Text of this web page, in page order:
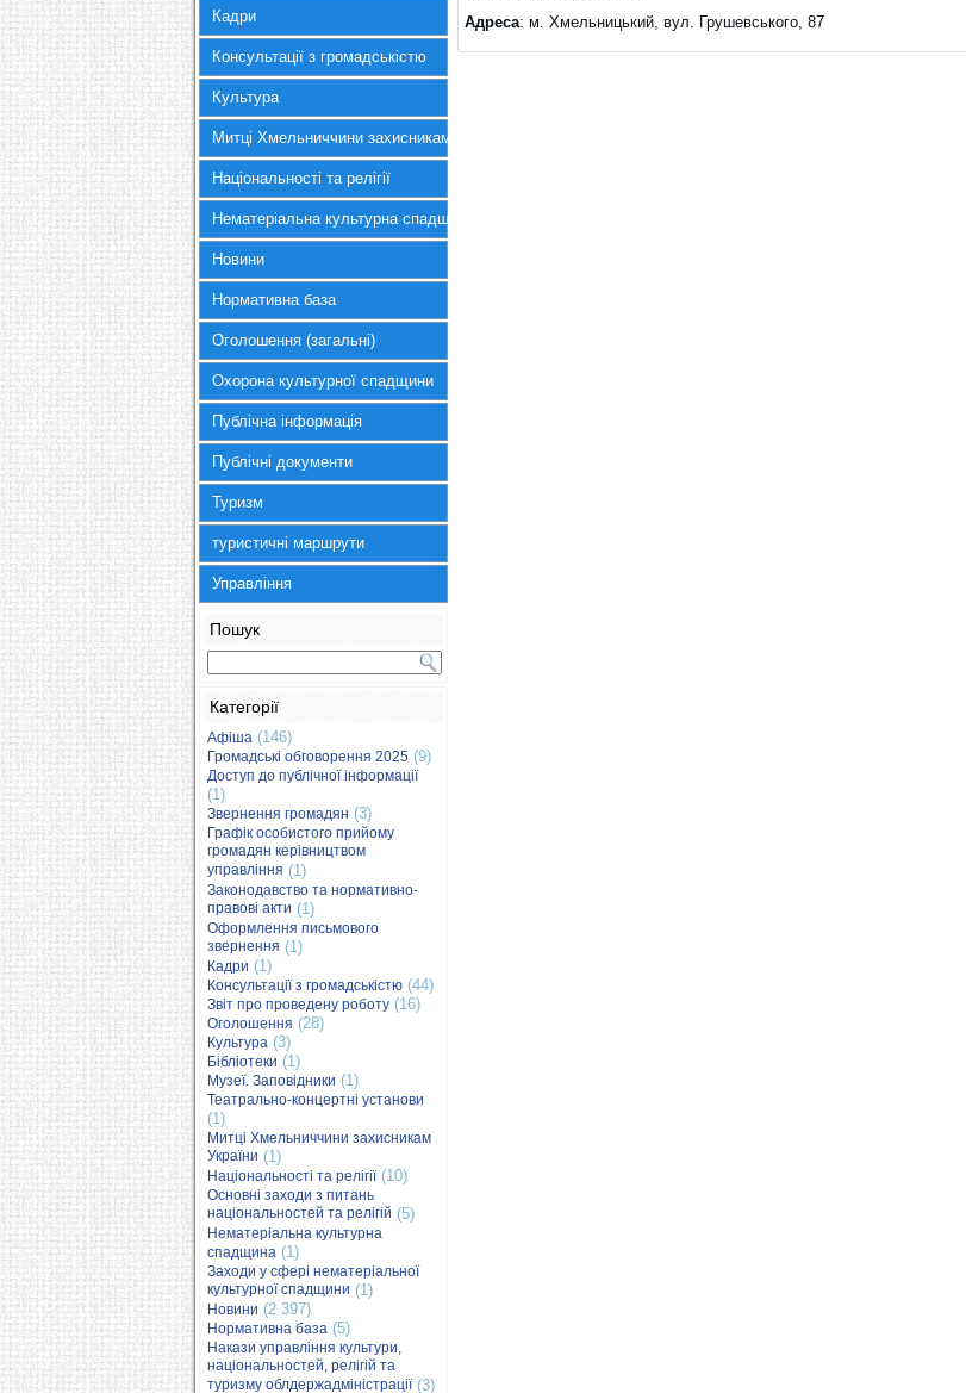
Кадри
Консультації з громадськістю
Культура
Митці Хмельниччини захисникам України
Національності та релігії
Нематеріальна культурна спадщина
Новини
Нормативна база
Оголошення (загальні)
Охорона культурної спадщини
Публічна інформація
Публічні документи
Туризм
туристичні маршрути
Управління
Пошук
Категорії
Афіша (146)
Громадські обговорення 2025 (9)
Доступ до публічної інформації
(1)
Звернення громадян (3)
Графік особистого прийому
громадян керівництвом
управління (1)
Законодавство та нормативно-
правові акти (1)
Оформлення письмового
звернення (1)
Кадри (1)
Консультації з громадськістю (44)
Звіт про проведену роботу (16)
Оголошення (28)
Культура (3)
Бібліотеки (1)
Музеї. Заповідники (1)
Театрально-концертні установи
(1)
Митці Хмельниччини захисникам
України (1)
Національності та релігії(10)
Основні заходи з питань
національностей та релігій (5)
Нематеріальна культурна
спадщина (1)
Заходи у сфері нематеріальної
культурної спадщини (1)
Новини (2 397)
Нормативна база (5)
Накази управління культури,
національностей, релігій та
туризму облдержадміністрації(3)
Адреса: м. Хмельницький, вул. Грушевського, 87